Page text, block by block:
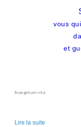
vous
et
Evangelium vita
Lire la suite